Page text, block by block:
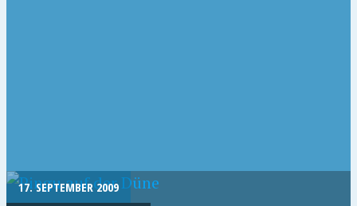
17. SEPTEMBER 2009